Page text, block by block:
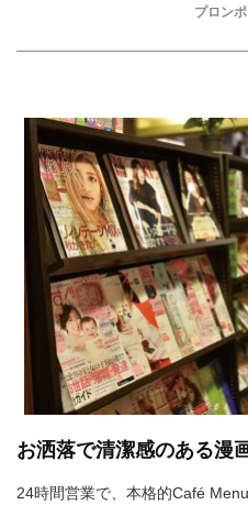
プロン
お洒落で清潔感のある漫
24時間営業で、本格的Café